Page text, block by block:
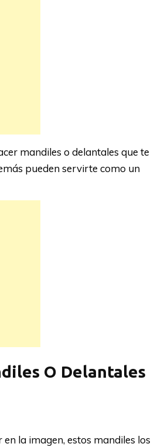
mandiles o delantales que te
pueden servirte como un
O Delantales
en la imagen, estos mandiles los